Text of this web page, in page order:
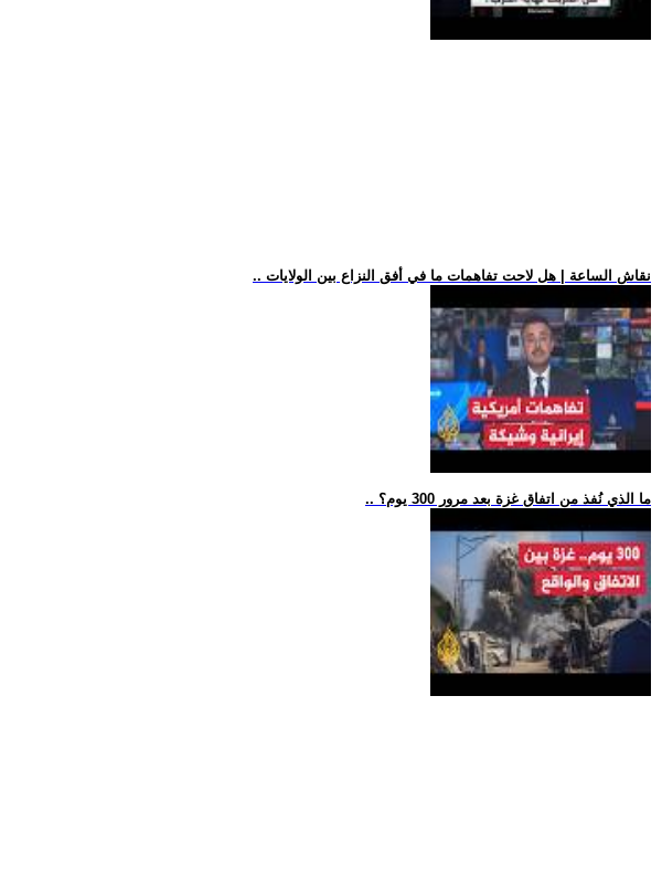
.. نقاش الساعة | هل لاحت تفاهمات ما في أفق النزاع بين الولايات
.. ما الذي نُفذ من اتفاق غزة بعد مرور 300 يوم؟